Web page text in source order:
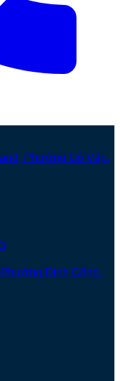
Phường Gò Vấp,
Định Công,